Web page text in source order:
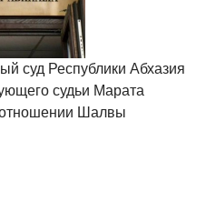
суд Республики Абхазия
судьи Марата
Шалвы